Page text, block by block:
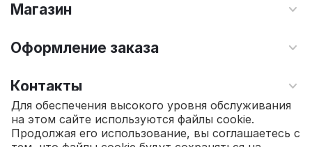
Магазин
Оформление заказа
Контакты
© 2010 - 2026 Интернет магазин TOPSTO.
Для обеспечения высокого уровня обслуживания
на этом сайте используются файлы cookie.
Продолжая его использование, вы соглашаетесь с